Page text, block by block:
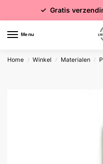
✓ Gratis
✓ Voor 15:00 besteld
✓ Meer dan
Menu
Home / Winkel / Materialen /